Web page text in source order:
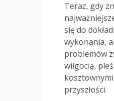
Teraz, gdy
się do
wykonania,
problemów
wilgocią,
przyszłości.